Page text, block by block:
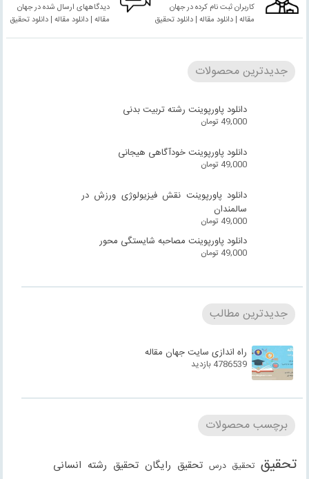
کاربران ثبت نام کرده در جهان
مقاله | دانلود مقاله | دانلود تحقیق
دیدگاههای ارسال شده در جهان
مقاله | دانلود مقاله | دانلود تحقیق
جدیدترین محصولات
دانلود پاورپوینت رشته تربیت بدنی
49,000 تومان
دانلود پاورپوینت خودآگاهی هیجانی
49,000 تومان
دانلود پاورپوینت نقش فیزیولوژی ورزش در
سالمندان
49,000 تومان
دانلود پاورپوینت مصاحبه شایستگی محور
49,000 تومان
جدیدترین مطالب
راه اندازی سایت جهان مقاله
4786539 بازدید
برچسب محصولات
تحقیق تحقیق درس تحقیق رایگان تحقیق رشته انسانی